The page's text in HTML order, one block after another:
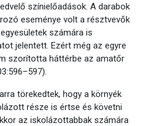
színielőadások. A darabok
eseménye volt a résztvevők
számára is
jelentett. Ezért még az egyre
szorította háttérbe az amatőr
törekedtek, hogy a környék
része is értse és követni
az iskolázottabbak számára